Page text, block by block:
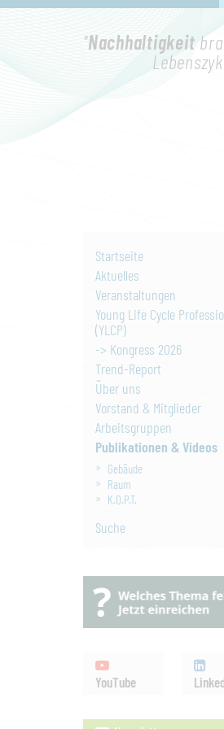
"Nachhaltigkeit
Startseite
Aktuelles
Veranstaltungen
Young Life Cycle
(YLCP)
-> Kongress 2026
Trend-Report
Über uns
Vorstand & Mitglieder
Arbeitsgruppen
Publikationen & Videos
Gebäude
Raum
K.O.P.T.
Suche
YouTube